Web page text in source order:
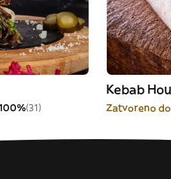
(31)
Kebab
Zatvoreno